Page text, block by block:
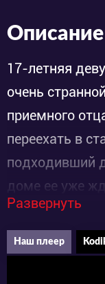
Описание
17-летняя
очень
приемного
переехать в
подходивший
доме ее уже
красавцев-
одной в доме,
с братьями. А
Развернуть
Наш плеер